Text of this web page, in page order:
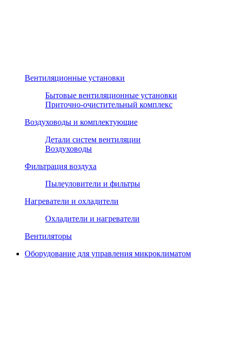
Вентиляционные установки
Бытовые вентиляционные установки
Приточно-очистительный комплекс
Воздуховоды и комплектующие
Детали систем вентиляции
Воздуховоды
Фильтрация воздуха
Пылеуловители и фильтры
Нагреватели и охладители
Охладители и нагреватели
Вентиляторы
Оборудование для управления микроклиматом